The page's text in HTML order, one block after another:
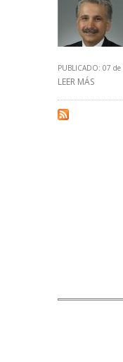
PUBLICADO: 07
LEER MÁS